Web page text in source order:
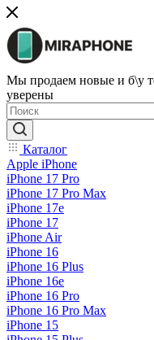
Мы продаем новые и б\у
уверены
Каталог
Apple iPhone
iPhone 17 Pro
iPhone 17 Pro Max
iPhone 17e
iPhone 17
iPhone Air
iPhone 16
iPhone 16 Plus
iPhone 16e
iPhone 16 Pro
iPhone 16 Pro Max
iPhone 15